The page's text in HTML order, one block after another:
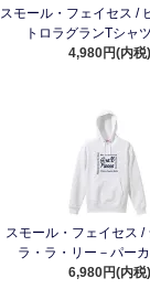
スモール・フェイセス /
トロラグランTシャ
4,980円(内税)
スモール・フェイセス /
ラ・ラ・リー－パー
6,980円(内税)